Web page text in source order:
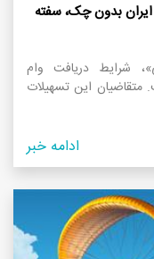
ملی ایران بدون چک، سفته
شرایط دریافت وام
این تسهیلات
ادامه خبر